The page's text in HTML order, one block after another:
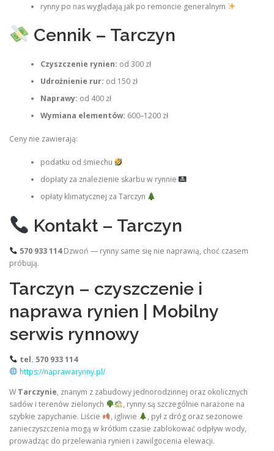
rynny po nas wyglądają jak po remoncie generalnym
Cennik – Tarczyn
Czyszczenie rynien: od 300 zł
Udrożnienie rur: od 150 zł
Naprawy: od 400 zł
Wymiana elementów: 600–1200 zł
Ceny nie zawierają:
podatku od śmiechu
dopłaty za znalezienie skarbu w rynnie
opłaty klimatycznej za Tarczyn
Kontakt – Tarczyn
570 933 114Dzwoń — rynny same się nie naprawią, choć czasem
próbują.
Tarczyn – czyszczenie i
naprawa rynien | Mobilny
serwis rynnowy
tel. 570 933 114
https://naprawarynny.pl/
W Tarczynie, znanym z zabudowy jednorodzinnej oraz okolicznych
sadów i terenów zielonych
, rynny są szczególnie narażone na
szybkie zapychanie. Liście
, igliwie
, pył z dróg oraz sezonowe
zanieczyszczenia mogą w krótkim czasie zablokować odpływ wody,
prowadząc do przelewania rynien i zawilgocenia elewacji.